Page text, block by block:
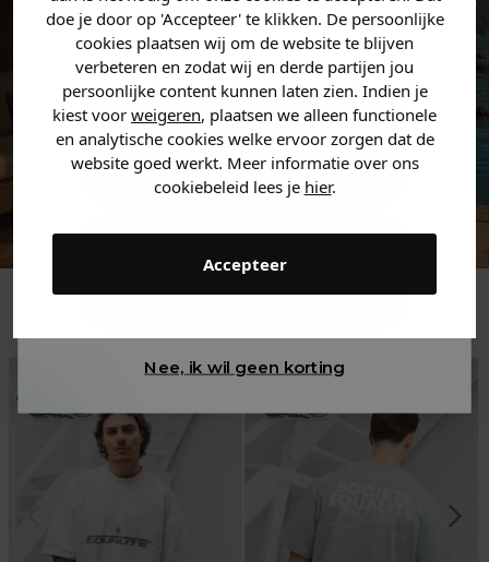
doe je door op 'Accepteer' te klikken. De persoonlijke
cookies plaatsen wij om de website te blijven
verbeteren en zodat wij en derde partijen jou
persoonlijke content kunnen laten zien. Indien je
kiest voor weigeren, plaatsen we alleen functionele
en analytische cookies welke ervoor zorgen dat de
website goed werkt. Meer informatie over ons
cookiebeleid lees je hier.
Accepteer
jouwkorting.
Heren kleding
Dames kleding
Kids kleding
Nee, ik wil geen korting